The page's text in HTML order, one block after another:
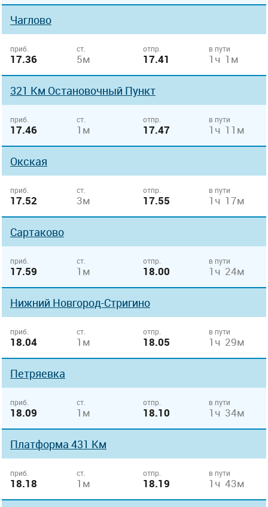
Чаглово
приб.
17.36
ст.
5м
отпр.
17.41
в пути
1ч 1м
321 Км Остановочный Пункт
приб.
17.46
ст.
1м
отпр.
17.47
в пути
1ч 11м
Окская
приб.
17.52
ст.
3м
отпр.
17.55
в пути
1ч 17м
Сартаково
приб.
17.59
ст.
1м
отпр.
18.00
в пути
1ч 24м
Нижний Новгород-Стригино
приб.
18.04
ст.
1м
отпр.
18.05
в пути
1ч 29м
Петряевка
приб.
18.09
ст.
1м
отпр.
18.10
в пути
1ч 34м
Платформа 431 Км
приб.
18.18
ст.
1м
отпр.
18.19
в пути
1ч 43м